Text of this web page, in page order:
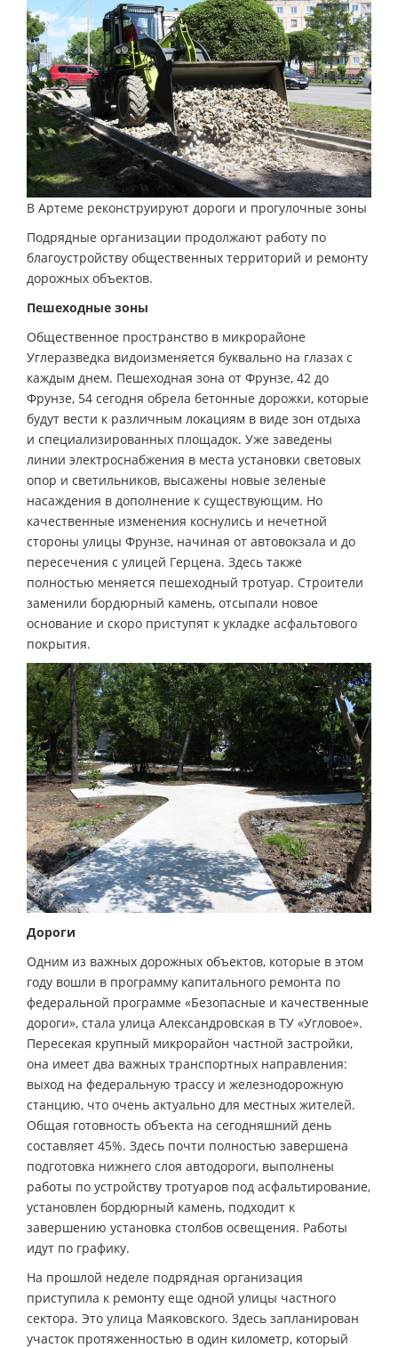
В Артеме реконструируют дороги и прогулочные зоны
Подрядные организации продолжают работу по
благоустройству общественных территорий и ремонту
дорожных объектов.
Пешеходные зоны
Общественное пространство в микрорайоне
Углеразведка видоизменяется буквально на глазах с
каждым днем. Пешеходная зона от Фрунзе, 42 до
Фрунзе, 54 сегодня обрела бетонные дорожки, которые
будут вести к различным локациям в виде зон отдыха
и специализированных площадок. Уже заведены
линии электроснабжения в места установки световых
опор и светильников, высажены новые зеленые
насаждения в дополнение к существующим. Но
качественные изменения коснулись и нечетной
стороны улицы Фрунзе, начиная от автовокзала и до
пересечения с улицей Герцена. Здесь также
полностью меняется пешеходный тротуар. Строители
заменили бордюрный камень, отсыпали новое
основание и скоро приступят к укладке асфальтового
покрытия.
Дороги
Одним из важных дорожных объектов, которые в этом
году вошли в программу капитального ремонта по
федеральной программе «Безопасные и качественные
дороги», стала улица Александровская в ТУ «Угловое».
Пересекая крупный микрорайон частной застройки,
она имеет два важных транспортных направления:
выход на федеральную трассу и железнодорожную
станцию, что очень актуально для местных жителей.
Общая готовность объекта на сегодняшний день
составляет 45%. Здесь почти полностью завершена
подготовка нижнего слоя автодороги, выполнены
работы по устройству тротуаров под асфальтирование,
установлен бордюрный камень, подходит к
завершению установка столбов освещения. Работы
идут по графику.
На прошлой неделе подрядная организация
приступила к ремонту еще одной улицы частного
сектора. Это улица Маяковского. Здесь запланирован
участок протяженностью в один километр, который